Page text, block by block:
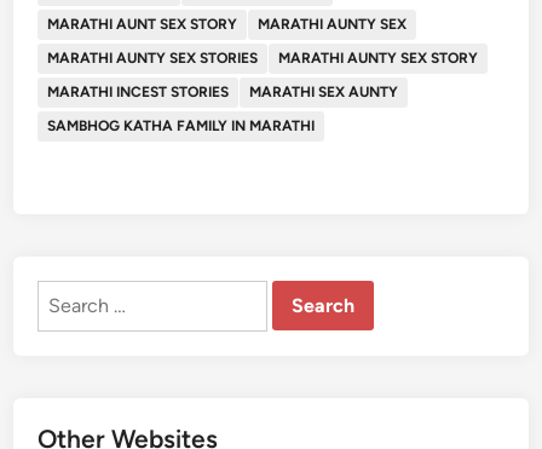
MARATHI AUNT SEX STORY
MARATHI AUNTY SEX
MARATHI AUNTY SEX STORIES
MARATHI AUNTY SEX STORY
MARATHI INCEST STORIES
MARATHI SEX AUNTY
SAMBHOG KATHA FAMILY IN MARATHI
Search
Other Websites